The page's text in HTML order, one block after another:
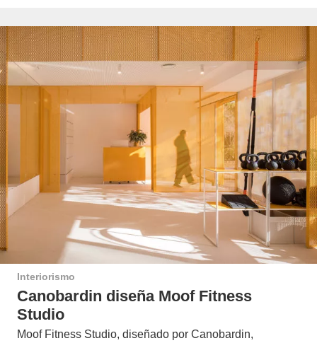
Interiorismo
Canobardin diseña Moof Fitness
Studio
Moof Fitness Studio, diseñado por Canobardin,